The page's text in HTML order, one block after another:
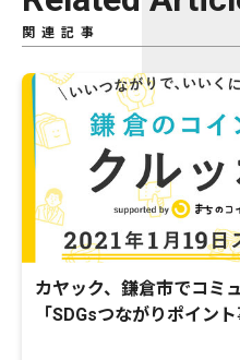
関連記事
カヤック、鎌倉市でコミ
「SDGsつながりポイン